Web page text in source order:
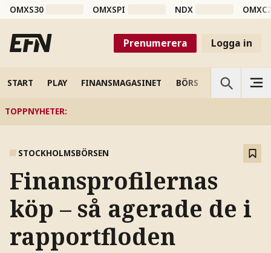
OMXS30 OMXSPI NDX
Prenumerera Logga in
START PLAY FINANSMAGASINET BÖRS VETENSKAP
TOPPNYHETER:
STOCKHOLMSBÖRSEN
Finansprofilernas
köp – så agerade de i
rapportfloden